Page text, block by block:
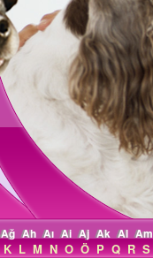
Ağ Ah Aı Ai Aj Ak Al Am
K L M N O Ö P Q R S